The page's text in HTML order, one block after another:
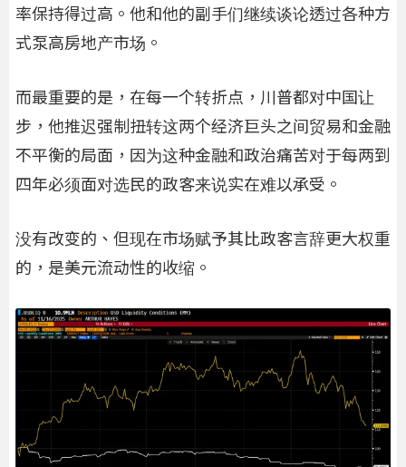
率保持得过高。他和他的副手们继续谈论透过各种方
式泵高房地产市场。
而最重要的是，在每一个转折点，川普都对中国让
步，他推迟强制扭转这两个经济巨头之间贸易和金融
不平衡的局面，因为这种金融和政治痛苦对于每两到
四年必须面对选民的政客来说实在难以承受。
没有改变的、但现在市场赋予其比政客言辞更大权重
的，是美元流动性的收缩。